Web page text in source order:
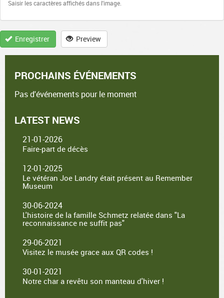
Saisir les caractères affichés dans l'image.
Enregistrer Preview
PROCHAINS ÉVÉNEMENTS
Pas d'événements pour le moment
LATEST NEWS
21-01-2026
Faire-part de décès
12-01-2025
Le vétéran Joe Landry était présent au Remember
Museum
30-06-2024
L'histoire de la famille Schmetz relatée dans "La
reconnaissance ne suffit pas"
29-06-2021
Visitez le musée grace aux QR codes !
30-01-2021
Notre char a revêtu son manteau d'hiver !